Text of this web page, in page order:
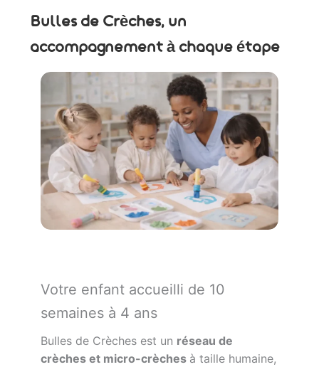
Bulles de Crèches, un
accompagnement à chaque étape
Votre enfant accueilli de 10
semaines à 4 ans
Bulles de Crèches est un réseau de
crèches et micro-crèches à taille humaine,